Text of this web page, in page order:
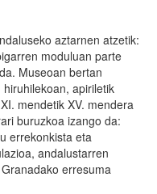
aztarnen atzetik:
moduluan parte
Museoan bertan
apiriletik
mendetik XV. mendera
buruzkoa izango da:
errekonkista eta
andalustarren
erresuma